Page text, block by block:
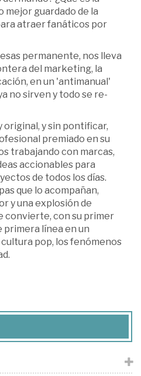
mejor guardado de la
atraer fanáticos por
permanente, nos lleva
del marketing, la
en un 'antimanual'
no sirven y todo se re-
original, y sin pontificar,
premiado en su
trabajando con marcas,
accionables para
de todos los días.
que lo acompañan,
y una explosión de
convierte, con su primer
primera línea en un
pop, los fenómenos